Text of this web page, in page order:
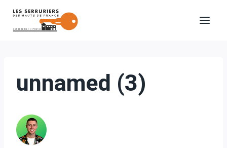
Aller
unnamed (3)